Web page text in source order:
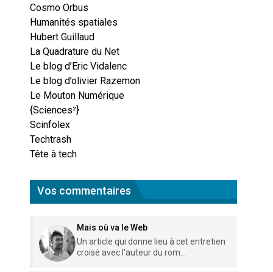
Cosmo Orbus
Humanités spatiales
Hubert Guillaud
La Quadrature du Net
Le blog d’Eric Vidalenc
Le blog d’olivier Razemon
Le Mouton Numérique
{Sciences²}
Scinfolex
Techtrash
Tête à tech
Vos commentaires
Mais où va le Web
Un article qui donne lieu à cet entretien
croisé avec l'auteur du rom...